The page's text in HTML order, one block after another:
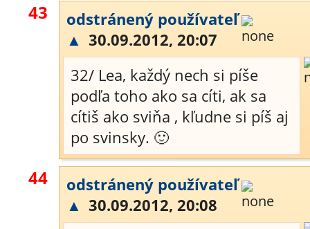
43
odstránený používateľ
▲ 30.09.2012, 20:07
32/ Lea, každý nech si píše
podľa toho ako sa cíti, ak sa
cítiš ako sviňa , kľudne si píš aj
po svinsky. 🙂
44
odstránený používateľ
▲ 30.09.2012, 20:08